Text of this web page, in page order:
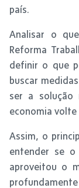
país.
Analisar o
Reforma
definir o que
buscar
ser a solução
economia volte
Assim, o
entender se o
aproveitou o